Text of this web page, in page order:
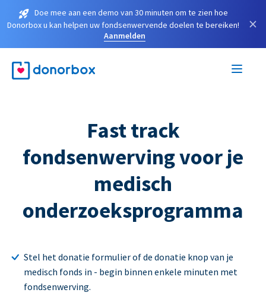
Doe mee aan een demo van 30 minuten om te zien hoe
Donorbox u kan helpen uw fondsenwervende doelen te bereiken!
Aanmelden
×
Fast track
fondsenwerving voor je
medisch
onderzoeksprogramma
Stel het donatie formulier of de donatie knop van je
medisch fonds in - begin binnen enkele minuten met
fondsenwerving.